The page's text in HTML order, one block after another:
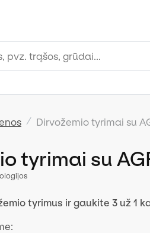
Dirvožemio tyrimai su
tyrimai su
tyrimus ir gaukite 3 už 1